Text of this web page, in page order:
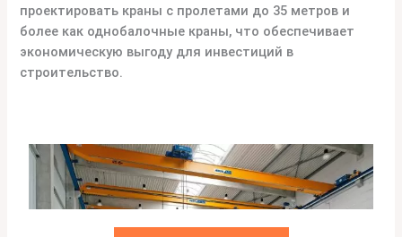
проектировать краны с пролетами до 35 метров и
более как однобалочные краны, что обеспечивает
экономическую выгоду для инвестиций в
строительство.